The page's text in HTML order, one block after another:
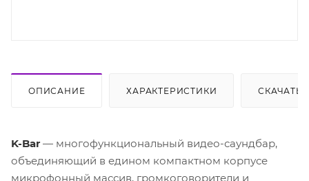
ОПИСАНИЕ ХАРАКТЕРИСТИКИ СКАЧАТЬ
K-Bar — многофункциональный видео-саундбар,
объединяющий в едином компактном корпусе
микрофонный массив, громкоговорители и